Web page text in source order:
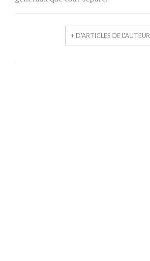
+ D'ARTICLES DE L'AUTEUR